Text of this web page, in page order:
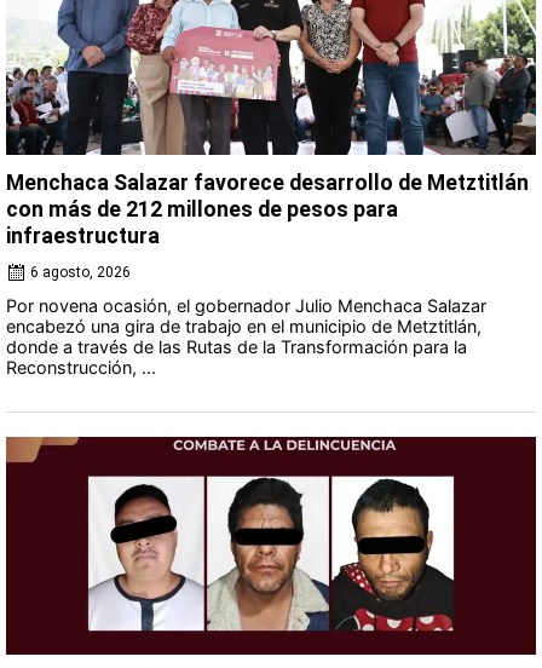
Menchaca Salazar favorece desarrollo de Metztitlán
con más de 212 millones de pesos para
infraestructura
6 agosto, 2026
Por novena ocasión, el gobernador Julio Menchaca Salazar
encabezó una gira de trabajo en el municipio de Metztitlán,
donde a través de las Rutas de la Transformación para la
Reconstrucción, ...